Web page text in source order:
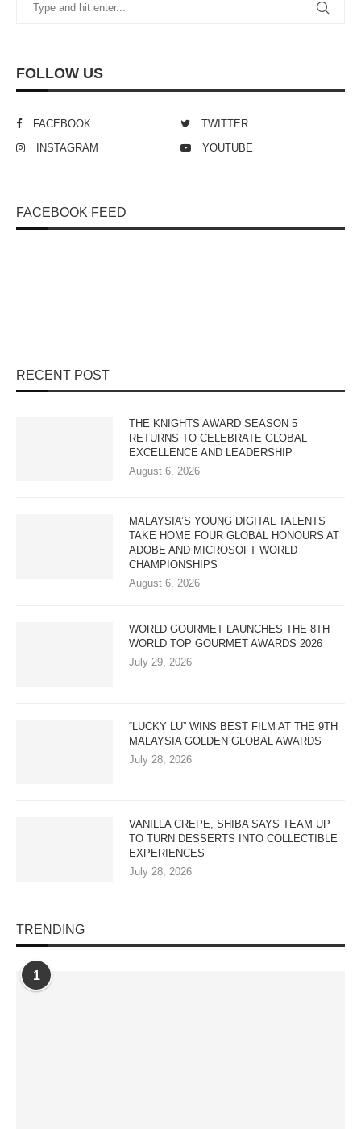
FOLLOW US
FACEBOOK
TWITTER
INSTAGRAM
YOUTUBE
FACEBOOK FEED
RECENT POST
THE KNIGHTS AWARD SEASON 5
RETURNS TO CELEBRATE GLOBAL
EXCELLENCE AND LEADERSHIP
August 6, 2026
MALAYSIA’S YOUNG DIGITAL TALENTS
TAKE HOME FOUR GLOBAL HONOURS AT
ADOBE AND MICROSOFT WORLD
CHAMPIONSHIPS
August 6, 2026
WORLD GOURMET LAUNCHES THE 8TH
WORLD TOP GOURMET AWARDS 2026
July 29, 2026
“LUCKY LU” WINS BEST FILM AT THE 9TH
MALAYSIA GOLDEN GLOBAL AWARDS
July 28, 2026
VANILLA CREPE, SHIBA SAYS TEAM UP
TO TURN DESSERTS INTO COLLECTIBLE
EXPERIENCES
July 28, 2026
TRENDING
1